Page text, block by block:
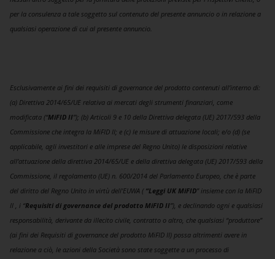
per la consulenza a tale soggetto sul contenuto del presente annuncio o in relazione a
qualsiasi operazione di cui al presente annuncio.
Esclusivamente ai fini dei requisiti di governance del prodotto contenuti all’interno di:
(a) Direttiva 2014/65/UE relativa ai mercati degli strumenti finanziari, come
modificata (“MiFID II”); (b) Articoli 9 e 10 della Direttiva delegata (UE) 2017/593 della
Commissione che integra la MiFID II; e (c) le misure di attuazione locali; e/o (d) (se
applicabile, agli investitori e alle imprese del Regno Unito) le disposizioni relative
all’attuazione della direttiva 2014/65/UE e della direttiva delegata (UE) 2017/593 della
Commissione, il regolamento (UE) n. 600/2014 del Parlamento Europeo, che è parte
del diritto del Regno Unito in virtù dell'EUWA ( “Leggi UK MiFID” insieme con la MiFID
II , i “Requisiti di governance del prodotto MiFID II”), e declinando ogni e qualsiasi
responsabilità, derivante da illecito civile, contratto o altro, che qualsiasi “produttore”
(ai fini dei Requisiti di governance del prodotto MiFID II) possa altrimenti avere in
relazione a ciò, le azioni della Società sono state soggette a un processo di